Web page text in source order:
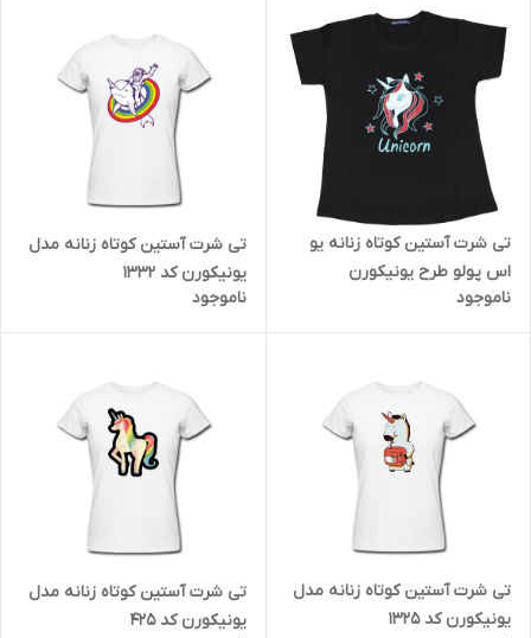
تی شرت آستین کوتاه زنانه یو
اس پولو طرح یونیکورن
ناموجود
تی شرت آستین کوتاه زنانه مدل
یونیکورن کد 1332
ناموجود
تی شرت آستین کوتاه زنانه مدل
یونیکورن کد 1325
تی شرت آستین کوتاه زنانه مدل
یونیکورن کد 425